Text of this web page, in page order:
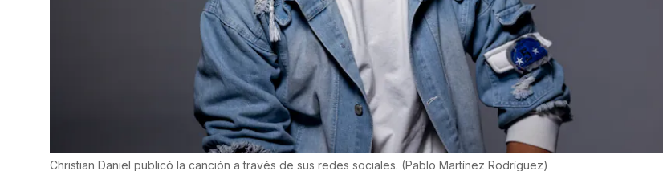
Christian Daniel publicó la canción a través de sus redes sociales. (Pablo Martínez Rodríguez)